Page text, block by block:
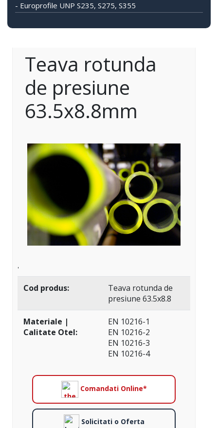
- Europrofile UNP S235, S275, S355
Teava rotunda
de presiune
63.5x8.8mm
'
Cod produs:
Teava rotunda de
presiune 63.5x8.8
Materiale |
Calitate Otel:
EN 10216-1
EN 10216-2
EN 10216-3
EN 10216-4
Comandati Online*
Solicitati o Oferta